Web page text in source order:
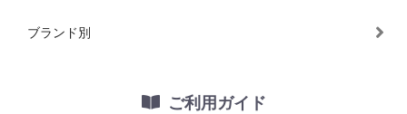
ブランド別
ご利用ガイド